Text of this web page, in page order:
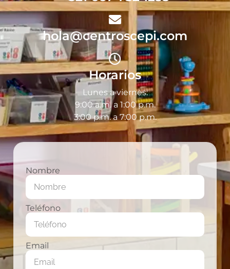
hola@centroscepi.com
Horarios
Lunes a viernes:
9:00 a.m. a 1:00 p.m.
3:00 p.m. a 7:00 p.m.
Nombre
Teléfono
Email